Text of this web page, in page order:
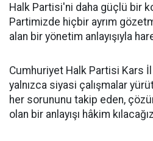
Halk Partisi'ni daha güçlü bir
Partimizde hiçbir ayrım
alan bir yönetim anlayışıyla
Cumhuriyet Halk Partisi Kars İl
yalnızca siyasi çalışmalar
her sorununu takip eden,
olan bir anlayışı hâkim